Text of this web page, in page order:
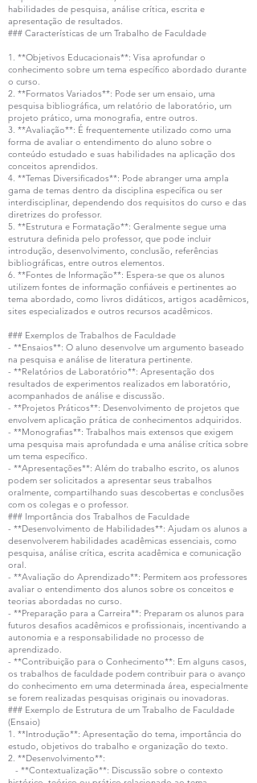
habilidades de pesquisa, análise crítica, escrita e
apresentação de resultados.
### Características de um Trabalho de Faculdade
1. **Objetivos Educacionais**: Visa aprofundar o
conhecimento sobre um tema específico abordado durante
o curso.
2. **Formatos Variados**: Pode ser um ensaio, uma
pesquisa bibliográfica, um relatório de laboratório, um
projeto prático, uma monografia, entre outros.
3. **Avaliação**: É frequentemente utilizado como uma
forma de avaliar o entendimento do aluno sobre o
conteúdo estudado e suas habilidades na aplicação dos
conceitos aprendidos.
4. **Temas Diversificados**: Pode abranger uma ampla
gama de temas dentro da disciplina específica ou ser
interdisciplinar, dependendo dos requisitos do curso e das
diretrizes do professor.
5. **Estrutura e Formatação**: Geralmente segue uma
estrutura definida pelo professor, que pode incluir
introdução, desenvolvimento, conclusão, referências
bibliográficas, entre outros elementos.
6. **Fontes de Informação**: Espera-se que os alunos
utilizem fontes de informação confiáveis e pertinentes ao
tema abordado, como livros didáticos, artigos acadêmicos,
sites especializados e outros recursos acadêmicos.
### Exemplos de Trabalhos de Faculdade
- **Ensaios**: O aluno desenvolve um argumento baseado
na pesquisa e análise de literatura pertinente.
- **Relatórios de Laboratório**: Apresentação dos
resultados de experimentos realizados em laboratório,
acompanhados de análise e discussão.
- **Projetos Práticos**: Desenvolvimento de projetos que
envolvem aplicação prática de conhecimentos adquiridos.
- **Monografias**: Trabalhos mais extensos que exigem
uma pesquisa mais aprofundada e uma análise crítica sobre
um tema específico.
- **Apresentações**: Além do trabalho escrito, os alunos
podem ser solicitados a apresentar seus trabalhos
oralmente, compartilhando suas descobertas e conclusões
com os colegas e o professor.
### Importância dos Trabalhos de Faculdade
- **Desenvolvimento de Habilidades**: Ajudam os alunos a
desenvolverem habilidades acadêmicas essenciais, como
pesquisa, análise crítica, escrita acadêmica e comunicação
oral.
- **Avaliação do Aprendizado**: Permitem aos professores
avaliar o entendimento dos alunos sobre os conceitos e
teorias abordadas no curso.
- **Preparação para a Carreira**: Preparam os alunos para
futuros desafios acadêmicos e profissionais, incentivando a
autonomia e a responsabilidade no processo de
aprendizado.
- **Contribuição para o Conhecimento**: Em alguns casos,
os trabalhos de faculdade podem contribuir para o avanço
do conhecimento em uma determinada área, especialmente
se forem realizadas pesquisas originais ou inovadoras.
### Exemplo de Estrutura de um Trabalho de Faculdade
(Ensaio)
1. **Introdução**: Apresentação do tema, importância do
estudo, objetivos do trabalho e organização do texto.
2. **Desenvolvimento**:
- **Contextualização**: Discussão sobre o contexto